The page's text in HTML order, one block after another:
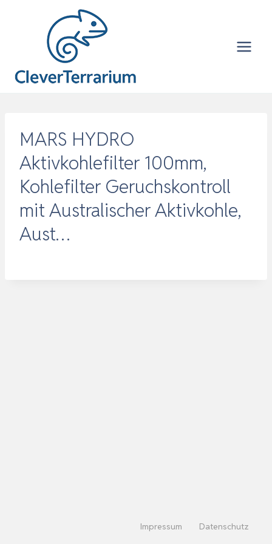
MARS HYDRO
Aktivkohlefilter 100mm,
Kohlefilter Geruchskontroll
mit Australischer Aktivkohle,
Aust…
Impressum Datenschutz